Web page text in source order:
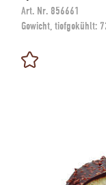
Art. Nr. 856661
Gewicht, tiefgekühlt: